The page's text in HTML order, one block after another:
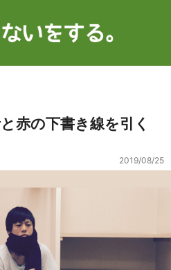
赤の下書き線を引く
2019/08/25